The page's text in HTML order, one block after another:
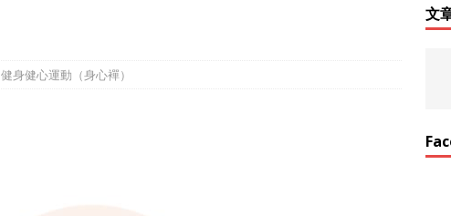
健身健心運動（身心襌）
文